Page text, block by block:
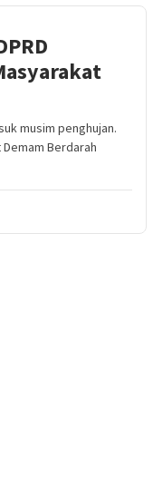
musim penghujan.
Berdarah